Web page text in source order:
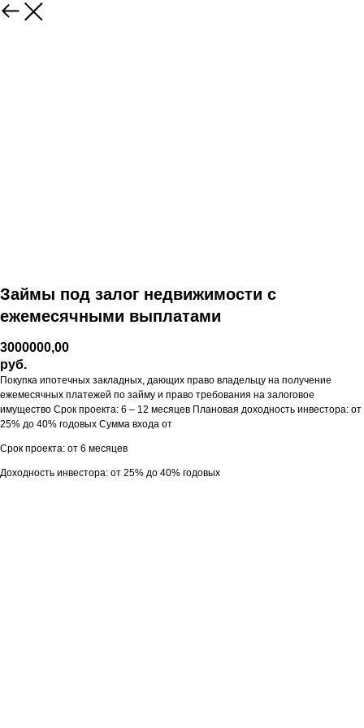
Займы под залог недвижимости с
ежемесячными выплатами
3000000,00
руб.
Покупка ипотечных закладных, дающих право владельцу на получение
ежемесячных платежей по займу и право требования на залоговое
имущество Срок проекта: 6 – 12 месяцев Плановая доходность инвестора: от
25% до 40% годовых Сумма входа от
Срок проекта: от 6 месяцев
Доходность инвестора: от 25% до 40% годовых